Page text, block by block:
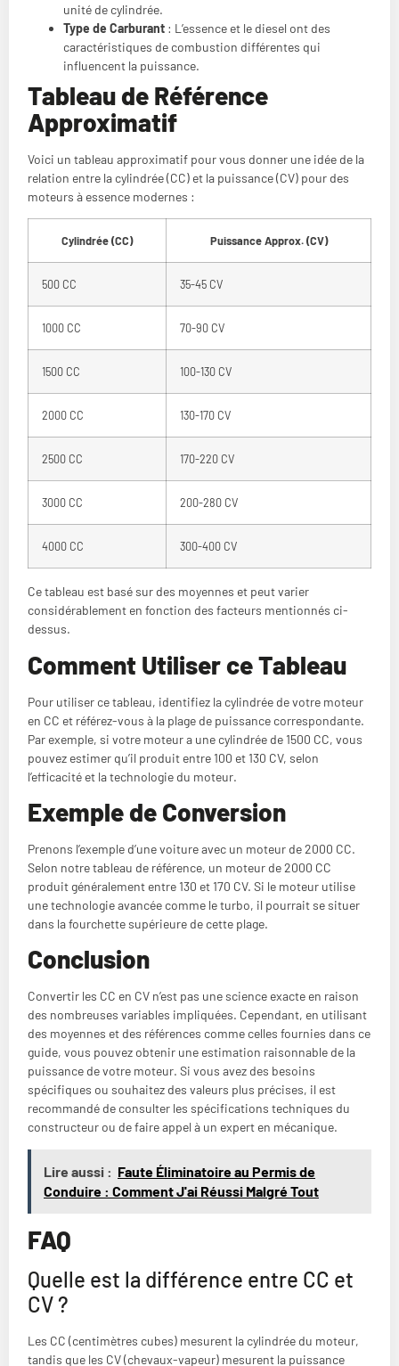
unité de cylindrée.
Type de Carburant : L’essence et le diesel ont des
caractéristiques de combustion différentes qui
influencent la puissance.
Tableau de Référence
Approximatif
Voici un tableau approximatif pour vous donner une idée de la
relation entre la cylindrée (CC) et la puissance (CV) pour des
moteurs à essence modernes :
Cylindrée (CC) Puissance Approx. (CV)
500 CC 35-45 CV
1000 CC 70-90 CV
1500 CC 100-130 CV
2000 CC 130-170 CV
2500 CC 170-220 CV
3000 CC 200-280 CV
4000 CC 300-400 CV
Ce tableau est basé sur des moyennes et peut varier
considérablement en fonction des facteurs mentionnés ci-
dessus.
Comment Utiliser ce Tableau
Pour utiliser ce tableau, identifiez la cylindrée de votre moteur
en CC et référez-vous à la plage de puissance correspondante.
Par exemple, si votre moteur a une cylindrée de 1500 CC, vous
pouvez estimer qu’il produit entre 100 et 130 CV, selon
l’efficacité et la technologie du moteur.
Exemple de Conversion
Prenons l’exemple d’une voiture avec un moteur de 2000 CC.
Selon notre tableau de référence, un moteur de 2000 CC
produit généralement entre 130 et 170 CV. Si le moteur utilise
une technologie avancée comme le turbo, il pourrait se situer
dans la fourchette supérieure de cette plage.
Conclusion
Convertir les CC en CV n’est pas une science exacte en raison
des nombreuses variables impliquées. Cependant, en utilisant
des moyennes et des références comme celles fournies dans ce
guide, vous pouvez obtenir une estimation raisonnable de la
puissance de votre moteur. Si vous avez des besoins
spécifiques ou souhaitez des valeurs plus précises, il est
recommandé de consulter les spécifications techniques du
constructeur ou de faire appel à un expert en mécanique.
Lire aussi : Faute Éliminatoire au Permis de
Conduire : Comment J'ai Réussi Malgré Tout
FAQ
Quelle est la différence entre CC et
CV ?
Les CC (centimètres cubes) mesurent la cylindrée du moteur,
tandis que les CV (chevaux-vapeur) mesurent la puissance